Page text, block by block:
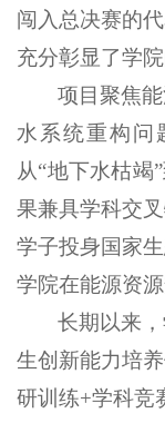
闯入总决赛的
充分彰显了学
项目聚焦
水系统重构问
从“地下水枯竭
果兼具学科交
学子投身国家
学院在能源资
长期以来
生创新能力培
研训练+学科竞